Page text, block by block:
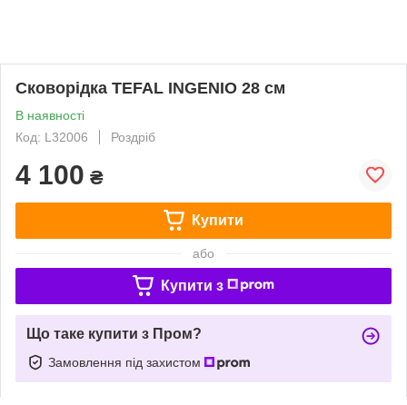
Сковорідка TEFAL INGENIO 28 см
В наявності
Код: L32006
Роздріб
4 100 ₴
Купити
або
Купити з
Що таке купити з Пром?
Замовлення під захистом